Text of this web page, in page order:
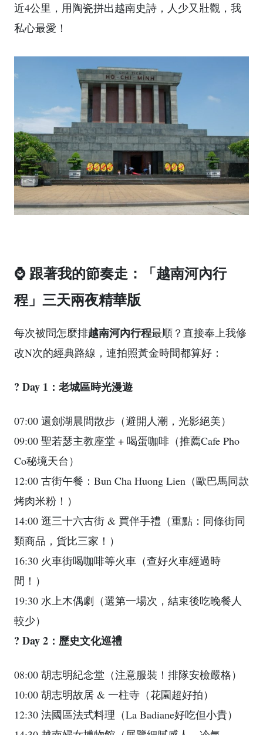
近4公里，用陶瓷拼出越南史詩，人少又壯觀，我
私心最愛！
⌚ 跟著我的節奏走：「越南河內行
程」三天兩夜精華版
每次被問怎麼排越南河內行程最順？直接奉上我修
改N次的經典路線，連拍照黃金時間都算好：
? Day 1：老城區時光漫遊
07:00 還劍湖晨間散步（避開人潮，光影絕美）
09:00 聖若瑟主教座堂 + 喝蛋咖啡（推薦Cafe Pho
Co秘境天台）
12:00 古街午餐：Bun Cha Huong Lien（歐巴馬同款
烤肉米粉！）
14:00 逛三十六古街 & 買伴手禮（重點：同條街同
類商品，貨比三家！）
16:30 火車街喝咖啡等火車（查好火車經過時
間！）
19:30 水上木偶劇（選第一場次，結束後吃晚餐人
較少）
? Day 2：歷史文化巡禮
08:00 胡志明紀念堂（注意服裝！排隊安檢嚴格）
10:00 胡志明故居 & 一柱寺（花園超好拍）
12:30 法國區法式料理（La Badiane好吃但小貴）